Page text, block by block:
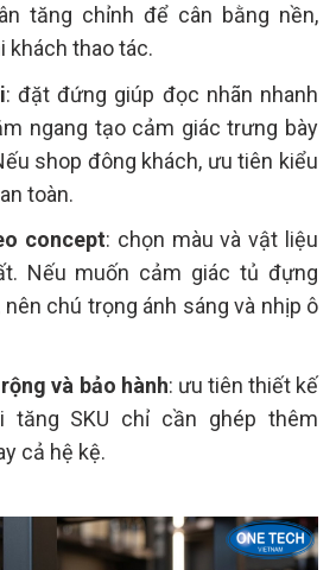
tăng chỉnh để cân bằng nền,
khách thao tác.
: đặt đứng giúp đọc nhãn nhanh
ngang tạo cảm giác trưng bày
shop đông khách, ưu tiên kiểu
toàn.
concept: chọn màu và vật liệu
Nếu muốn cảm giác tủ đựng
chú trọng ánh sáng và nhịp ô
và bảo hành: ưu tiên thiết kế
tăng SKU chỉ cần ghép thêm
cả hệ kệ.